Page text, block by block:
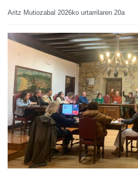
Aritz Mutiozabal 2026ko urtarrilaren 20a